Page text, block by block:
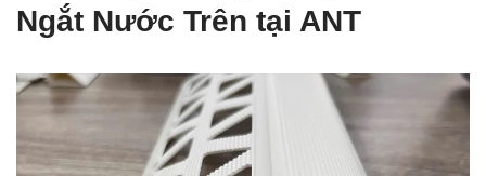
Ngắt Nước Trên tại ANT